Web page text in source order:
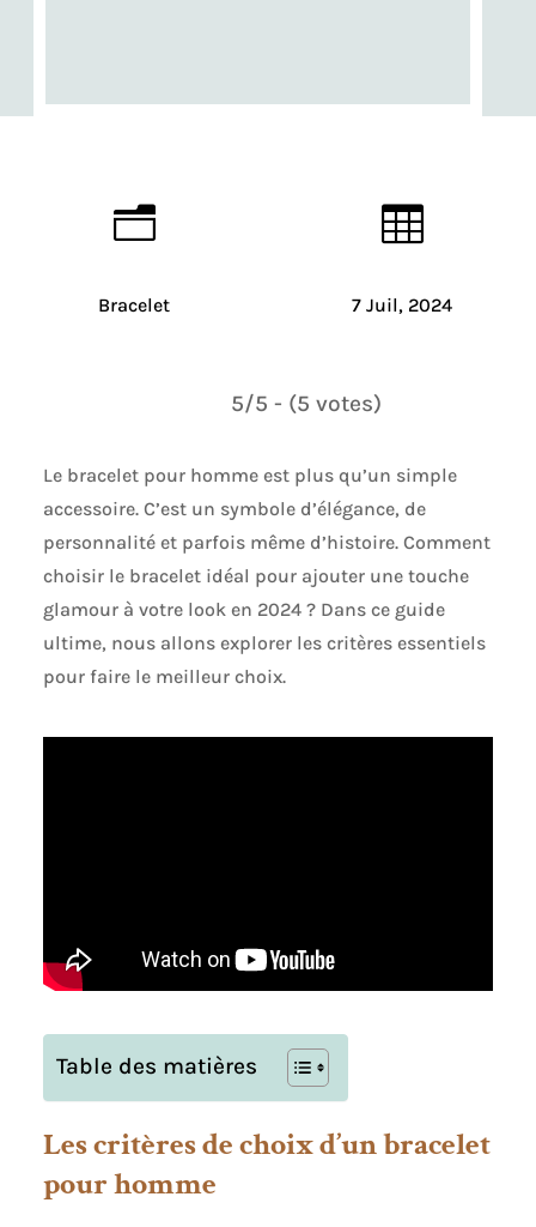
n
Bracelet

7 Juil, 2024
5/5 - (5 votes)
Le bracelet pour homme est plus qu’un simple
accessoire. C’est un symbole d’élégance, de
personnalité et parfois même d’histoire. Comment
choisir le bracelet idéal pour ajouter une touche
glamour à votre look en 2024 ? Dans ce guide
ultime, nous allons explorer les critères essentiels
pour faire le meilleur choix.
Table des matières
Les critères de choix d’un bracelet
pour homme